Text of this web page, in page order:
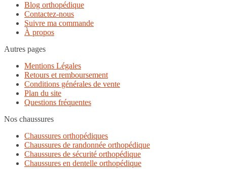
Blog orthopédique
Contactez-nous
Suivre ma commande
À propos
Autres pages
Mentions Légales
Retours et remboursement
Conditions générales de vente
Plan du site
Questions fréquentes
Nos chaussures
Chaussures orthopédiques
Chaussures de randonnée orthopédique
Chaussures de sécurité orthopédique
Chaussures en dentelle orthopédique